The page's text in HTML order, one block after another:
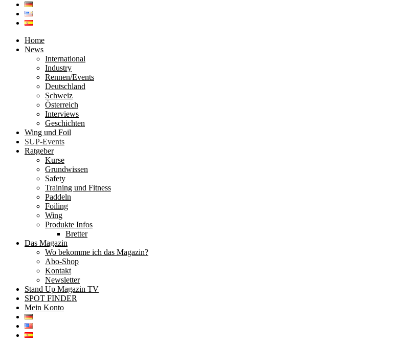
Home
News
International
Industry
Rennen/Events
Deutschland
Schweiz
Österreich
Interviews
Geschichten
Wing und Foil
SUP-Events
Ratgeber
Kurse
Grundwissen
Safety
Training und Fitness
Paddeln
Foiling
Wing
Produkte Infos
Bretter
Das Magazin
Wo bekomme ich das Magazin?
Abo-Shop
Kontakt
Newsletter
Stand Up Magazin TV
SPOT FINDER
Mein Konto